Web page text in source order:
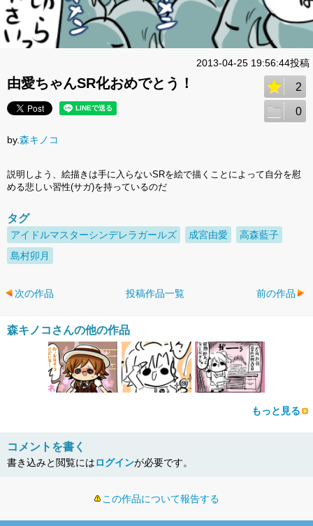
2013-04-25 19:56:44投稿
由愛ちゃんSR化おめでとう！ 2
0
by.森キノコ
説明しよう、絵描きは手に入らないSRを絵で描くことによって自分を慰
める悲しい習性(サガ)を持っているのだ
タグ
アイドルマスターシンデレラガールズ 成宮由愛
高森藍子
島村卯月
次の作品 投稿作品一覧 前の作品
森キノコさんの他の作品
もっと見る
コメントを書く
書き込みと閲覧にはログインが必要です。
この作品について報告する